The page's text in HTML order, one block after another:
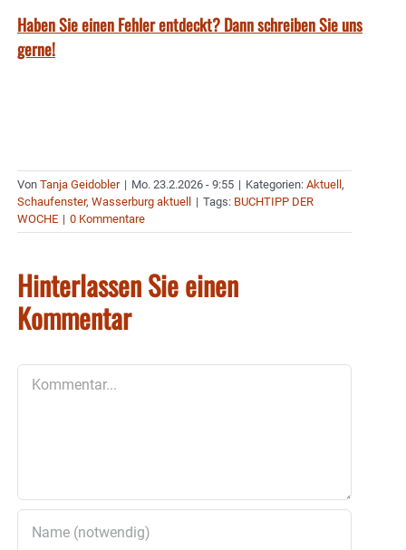
Haben Sie einen Fehler entdeckt? Dann schreiben Sie uns
gerne!
Von Tanja Geidobler | Mo. 23.2.2026 - 9:55 | Kategorien: Aktuell ,
Schaufenster, Wasserburg aktuell | Tags: BUCHTIPP DER
WOCHE | 0 Kommentare
Hinterlassen Sie einen
Kommentar